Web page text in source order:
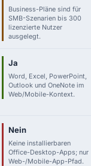
Business-Pläne sind für
SMB-Szenarien bis 300
lizenzierte Nutzer
ausgelegt.
Ja
Word, Excel, PowerPoint,
Outlook und OneNote im
Web/Mobile-Kontext.
Nein
Keine installierbaren
Office-Desktop-Apps; nur
Web-/Mobile-App-Pfad.